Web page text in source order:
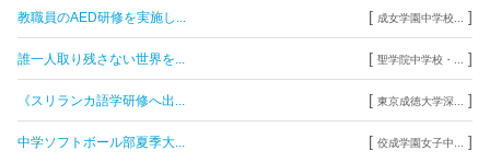
教職員のAED研修を実施し... [ 成女学園中学校... ]
誰一人取り残さない世界を... [ 聖学院中学校・... ]
《スリランカ語学研修へ出... [ 東京成徳大学深... ]
中学ソフトボール部夏季大... [ 佼成学園女子中... ]